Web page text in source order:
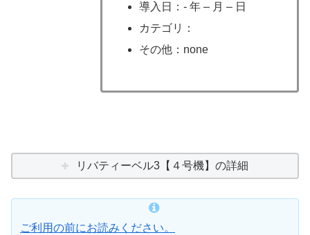
導入日：- 年 – 月 – 日
カテゴリ：
その他：none
リバティーベル3【４号機】の詳細
ご利用の前にお読みください。